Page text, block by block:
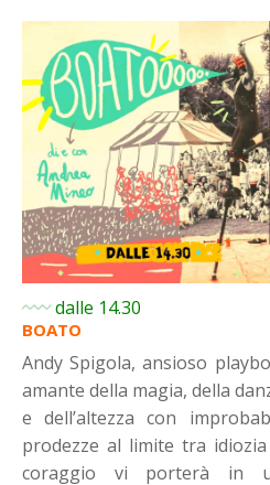
dalle 14.30
BOATO
Andy Spigola, ansioso
amante della magia, della
e dell’altezza con
prodezze al limite tra
coraggio vi porterà in